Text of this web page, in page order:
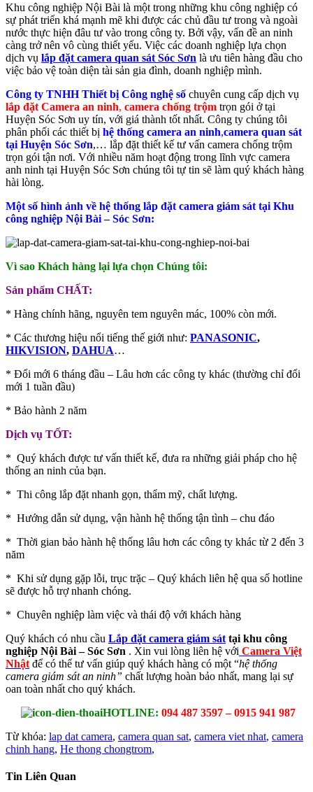
Khu công nghiệp Nội Bài là một trong những khu công nghiệp có
sự phát triển khá mạnh mẽ khi được các chủ đầu tư trong và ngoài
nước thực hiện đâu tư vào trong công ty. Bởi vậy, vấn đề an ninh
càng trở nên vô cùng thiết yếu. Việc các doanh nghiệp lựa chọn
dịch vụ lắp đặt camera quan sát Sóc Sơn là ưu tiên hàng đầu cho
việc bảo vệ toàn diện tài sản gia đình, doanh nghiệp mình.
Công ty TNHH Thiết bị Công nghệ số chuyên cung cấp dịch vụ
lắp đặt Camera an ninh, camera chống trộm trọn gói ở tại
Huyện Sóc Sơn uy tín, với giá thành tốt nhất. Công ty chúng tôi
phân phối các thiết bị hệ thống camera an ninh,camera quan sát
tại Huyện Sóc Sơn,… lắp đặt thiết kế tư vấn camera chống trộm
trọn gói tận nơi. Với nhiều năm hoạt động trong lĩnh vực camera
anh ninh tại Huyện Sóc Sơn chúng tôi tự tin sẽ làm quý khách hàng
hài lòng.
Một số hình ảnh về hệ thống lắp đặt camera giám sát tại Khu
công nghiệp Nội Bài – Sóc Sơn:
Vì sao Khách hàng lại lựa chọn Chúng tôi:
Sản phẩm CHẤT:
* Hàng chính hãng, nguyên tem nguyên mác, 100% còn mới.
* Các thương hiệu nổi tiếng thế giới như: PANASONIC,
HIKVISION, DAHUA…
* Đổi mới 6 tháng đầu – Lâu hơn các công ty khác (thường chỉ đổi
mới 1 tuần đầu)
* Bảo hành 2 năm
Dịch vụ TỐT:
* Quý khách được tư vấn thiết kế, đưa ra những giải pháp cho hệ
thống an ninh của bạn.
* Thi công lắp đặt nhanh gọn, thẩm mỹ, chất lượng.
* Hướng dẫn sử dụng, vận hành hệ thống tận tình – chu đáo
* Thời gian bảo hành hệ thống lâu hơn các công ty khác từ 2 đến 3
năm
* Khi sử dụng gặp lỗi, trục trặc – Quý khách liên hệ qua số hotline
sẽ được hỗ trợ nhanh chóng.
* Chuyên nghiệp làm việc và thái độ với khách hàng
Quý khách có nhu cầu Lắp đặt camera giám sát tại khu công
nghiệp Nội Bài – Sóc Sơn . Xin vui lòng liên hệ với Camera Việt
Nhật để có thể tư vấn giúp quý khách hàng có một “hệ thống
camera giám sát an ninh” chất lượng hoàn bảo nhất, mang lại sự
oan toàn nhất cho quý khách.
HOTLINE: 094 487 3597 – 0915 941 987
Từ khóa: lap dat camera, camera quan sat, camera viet nhat, camera
chinh hang, He thong chongtrom,
Tin Liên Quan